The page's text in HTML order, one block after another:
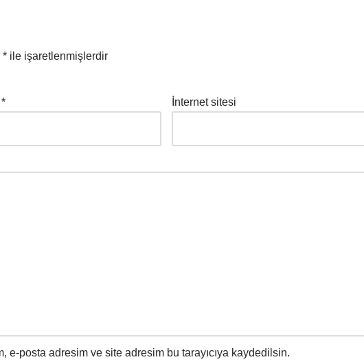
* ile işaretlenmişlerdir
* İnternet sitesi
e-posta adresim ve site adresim bu tarayıcıya kaydedilsin.